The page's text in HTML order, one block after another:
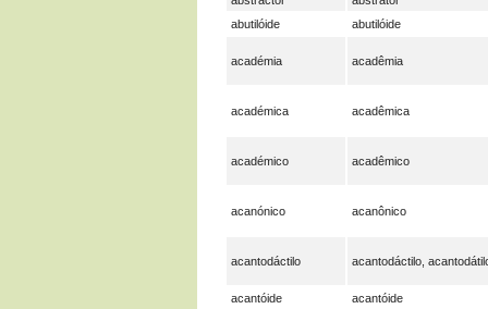
abutilóide
abutilóide
académia acadêmia
académica acadêmica
académico acadêmico
acanónico acanônico
acantodáctilo acantodáctilo,
acantóide acantóide